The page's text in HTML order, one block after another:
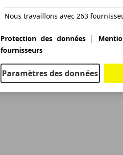
Nous travaillons avec 263
Protection des données|
fournisseurs
Paramètres des données